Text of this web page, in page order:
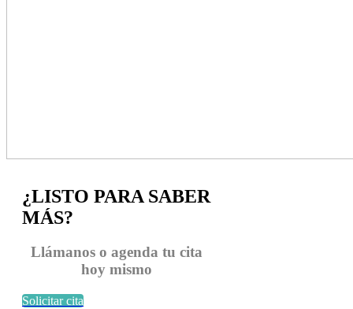
¿LISTO PARA SABER
MÁS?
Llámanos o agenda tu cita
hoy mismo
Solicitar cita